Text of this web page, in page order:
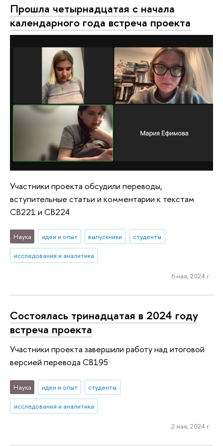
Прошла четырнадцатая с начала
календарного года встреча проекта
Участники проекта обсудили переводы,
вступительные статьи и комментарии к текстам
CB221 и CB224
Наука идеи и опыт выпускники студенты
исследования и аналитика
6 мая, 2024 г.
Состоялась тринадцатая в 2024 году
встреча проекта
Участники проекта завершили работу над итоговой
версией перевода CB195
Наука идеи и опыт студенты
исследования и аналитика
2 мая, 2024 г.